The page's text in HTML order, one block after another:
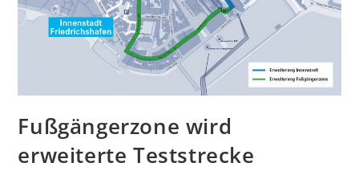
Fußgängerzone wird
erweiterte Teststrecke